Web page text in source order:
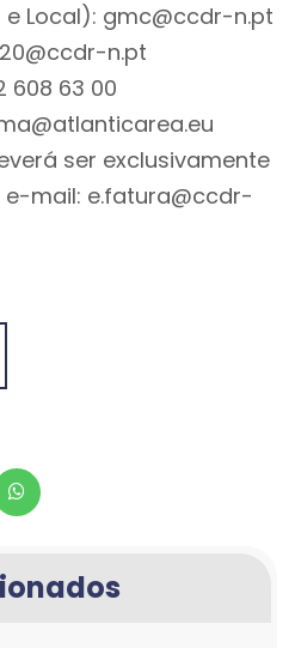
Local): gmc@ccdr-n.pt
n.pt
608 63 00
ser exclusivamente
mail: e.fatura@ccdr-